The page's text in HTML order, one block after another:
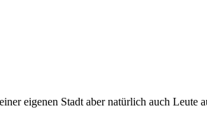
eigenen Stadt aber natürlich auch Leute